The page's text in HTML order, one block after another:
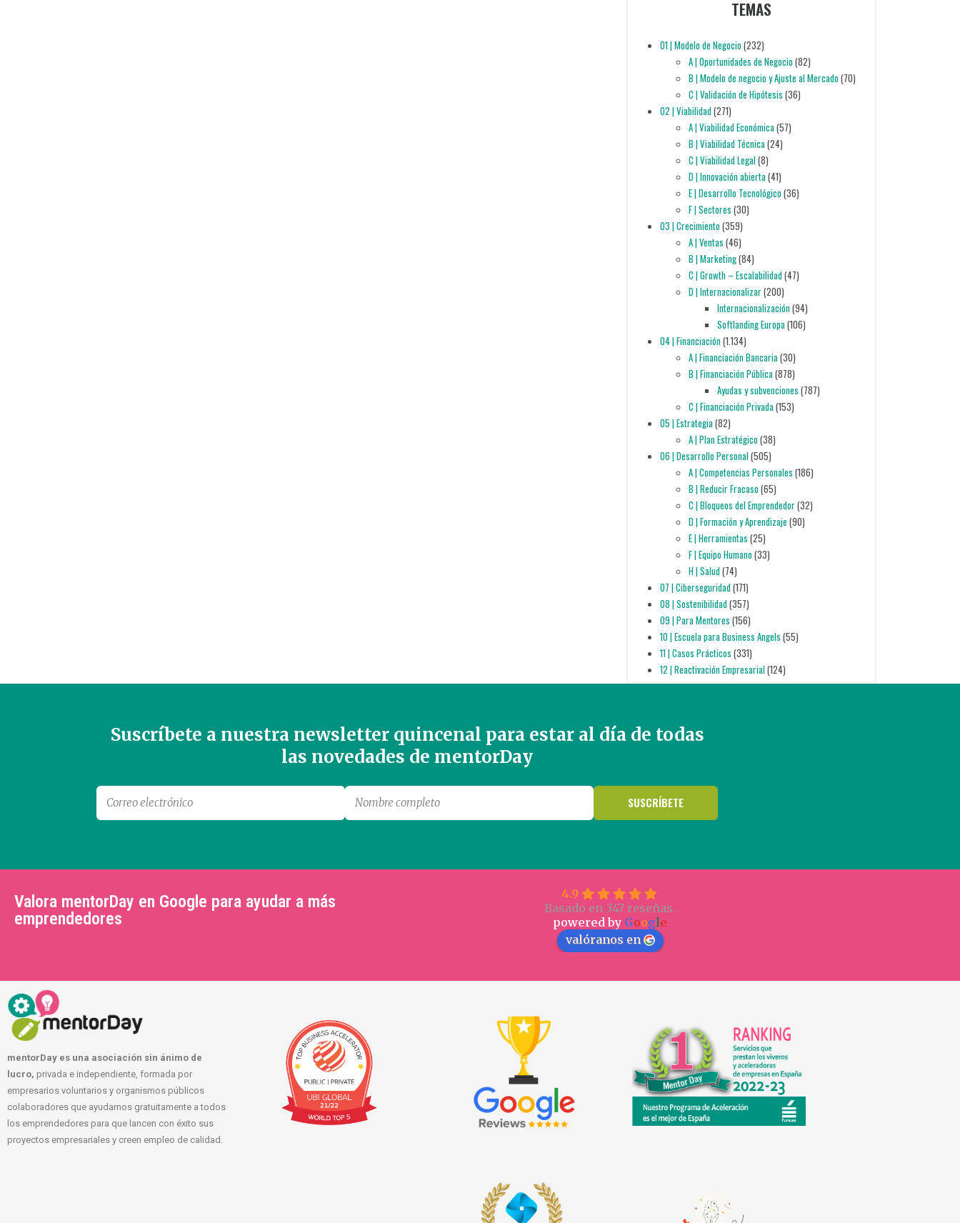
TEMAS
01 | Modelo de Negocio(232)
A | Oportunidades de Negocio(82)
B | Modelo de negocio y Ajuste al Mercado(70)
C | Validación de Hipótesis (36)
02 | Viabilidad(271)
A | Viabilidad Económica(57)
B | Viabilidad Técnica(24)
C | Viabilidad Legal(8)
D | Innovación abierta(41)
E | Desarrollo Tecnológico(36)
F | Sectores (30)
03 | Crecimiento(359)
A | Ventas (46)
B | Marketing(84)
C | Growth – Escalabilidad(47)
D | Internacionalizar(200)
Internacionalización(94)
Softlanding Europa(106)
04 | Financiación(1.134)
A | Financiación Bancaria(30)
B | Financiación Pública(878)
Ayudas y subvenciones (787)
C | Financiación Privada(153)
05 | Estrategia(82)
A | Plan Estratégico(38)
06 | Desarrollo Personal(505)
A | Competencias Personales (186)
B | Reducir Fracaso(65)
C | Bloqueos del Emprendedor(32)
D | Formación y Aprendizaje (90)
E | Herramientas (25)
F | Equipo Humano(33)
H | Salud(74)
07 | Ciberseguridad(171)
08 | Sostenibilidad(357)
09 | Para Mentores (156)
10 | Escuela para Business Angels (55)
11 | Casos Prácticos (331)
12 | Reactivación Empresarial(124)
Suscríbete a nuestra newsletter quincenal para estar al día de todas
las novedades de mentorDay
Valora mentorDay en Google para ayudar a más
emprendedores
4.9
Basado en 347 reseñas.
powered by Google
valóranos en
mentorDay es una asociación sin ánimo de
lucro, privada e independiente, formada por
empresarios voluntarios y organismos públicos
colaboradores que ayudamos gratuitamente a todos
los emprendedores para que lancen con éxito sus
proyectos empresariales y creen empleo de calidad.